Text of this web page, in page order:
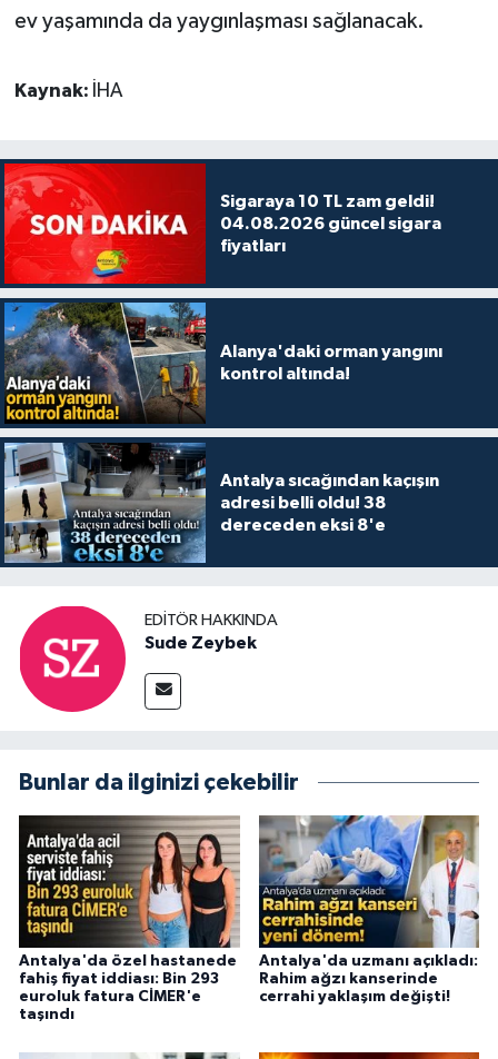
ev yaşamında da yaygınlaşması sağlanacak.
Kaynak: İHA
Sigaraya 10 TL zam geldi!
04.08.2026 güncel sigara
fiyatları
Alanya'daki orman yangını
kontrol altında!
Antalya sıcağından kaçışın
adresi belli oldu! 38
dereceden eksi 8'e
EDITÖR HAKKINDA
Sude Zeybek
Bunlar da ilginizi çekebilir
Antalya'da özel hastanede
fahiş fiyat iddiası: Bin 293
euroluk fatura CİMER'e
taşındı
Antalya'da uzmanı açıkladı:
Rahim ağzı kanserinde
cerrahi yaklaşım değişti!